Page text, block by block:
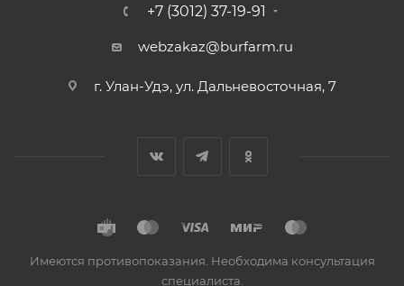
+7 (3012) 37-19-91
webzakaz@burfarm.ru
г. Улан-Удэ, ул. Дальневосточная, 7
Имеются противопоказания. Необходима консультация
специалиста.